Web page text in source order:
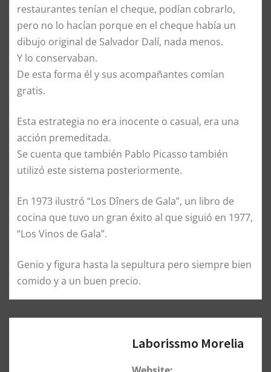
restaurantes tenían el cheque, podían cobrarlo,
pero no lo hacían porque en el cheque había un
dibujo original de Salvador Dalí, nada menos.
Y lo conservaban.
De esta forma él y sus acompañantes comían
gratis.
Esta estrategia no era inocente o casual, era una
acción premeditada.
Se cuenta que también Pablo Picasso también
utilizó este sistema posteriormente.
En 1973 ilustró “Los Dîners de Gala”, un libro de
cocina que tuvo un gran éxito al que siguió en 1977,
“Los Vinos de Gala”.
Genio y figura hasta la sepultura pero siempre bien
comido y a un buen precio.
Laborissmo Morelia